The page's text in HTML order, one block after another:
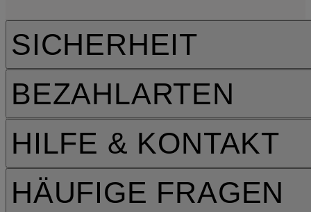
HILFE & KONTAKT
HÄUFIGE FRAGEN
SICHERHEIT
BEZAHLARTEN